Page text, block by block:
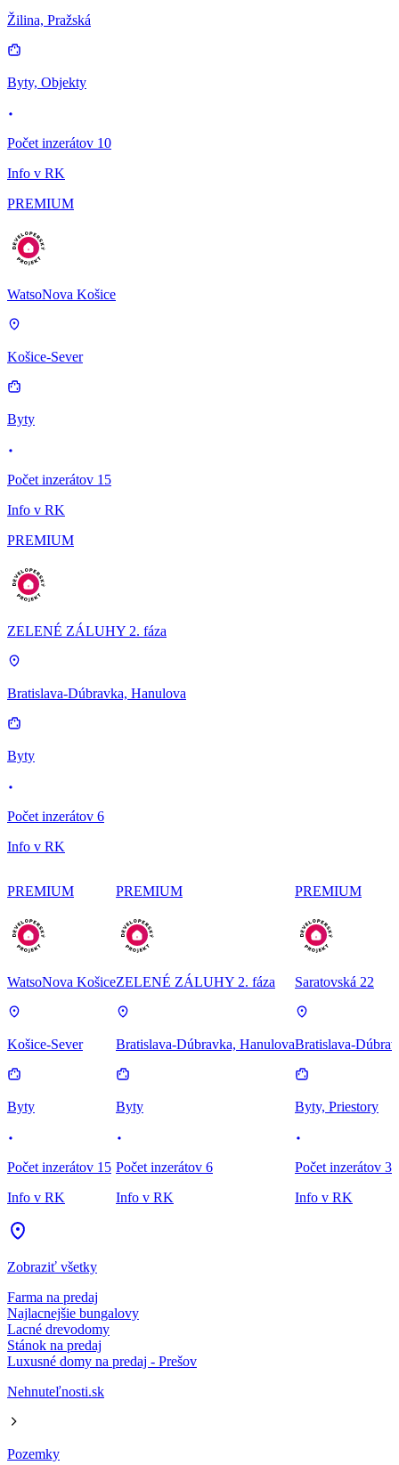
Žilina, Pražská
Byty, Objekty
Počet inzerátov 10
Info v RK
PREMIUM
WatsoNova Košice
Košice-Sever
Byty
Počet inzerátov 15
Info v RK
PREMIUM
ZELENÉ ZÁLUHY 2. fáza
Bratislava-Dúbravka, Hanulova
Byty
Počet inzerátov 6
Info v RK
PREMIUM
WatsoNova Košice
Košice-Sever
Byty
Počet inzerátov 15
Info v RK
PREMIUM
ZELENÉ ZÁLUHY 2. fáza
Bratislava-Dúbravka, Hanulova
Byty
Počet inzerátov 6
Info v RK
PREMIUM
Saratovská 22
Bratislava-
Byty, Priestory
Počet inzerátov 3
Info v RK
Zobraziť všetky
Farma na predaj
Najlacnejšie bungalovy
Lacné drevodomy
Stánok na predaj
Luxusné domy na predaj - Prešov
Nehnuteľnosti.sk
Pozemky